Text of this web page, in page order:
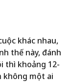
khác nhau,
thế này, đánh
thì khoảng 12-
không một ai